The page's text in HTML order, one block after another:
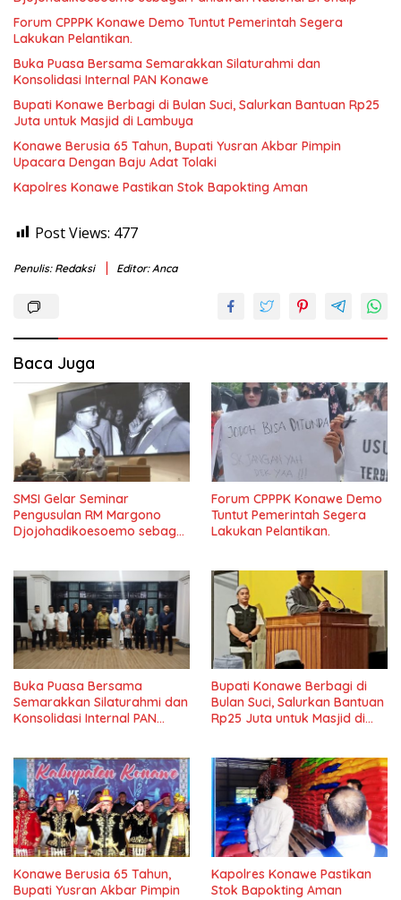
Forum CPPPK Konawe Demo Tuntut Pemerintah Segera
Lakukan Pelantikan.
Buka Puasa Bersama Semarakkan Silaturahmi dan
Konsolidasi Internal PAN Konawe
Bupati Konawe Berbagi di Bulan Suci, Salurkan Bantuan Rp25
Juta untuk Masjid di Lambuya
Konawe Berusia 65 Tahun, Bupati Yusran Akbar Pimpin
Upacara Dengan Baju Adat Tolaki
Kapolres Konawe Pastikan Stok Bapokting Aman
Post Views: 477
Penulis: Redaksi Editor: Anca
Baca Juga
SMSI Gelar Seminar
Pengusulan RM Margono
Djojohadikoesoemo sebagai
Forum CPPPK Konawe Demo
Tuntut Pemerintah Segera
Lakukan Pelantikan.
Buka Puasa Bersama
Semarakkan Silaturahmi dan
Konsolidasi Internal PAN
Bupati Konawe Berbagi di
Bulan Suci, Salurkan Bantuan
Rp25 Juta untuk Masjid di
Konawe Berusia 65 Tahun,
Bupati Yusran Akbar Pimpin
Kapolres Konawe Pastikan
Stok Bapokting Aman